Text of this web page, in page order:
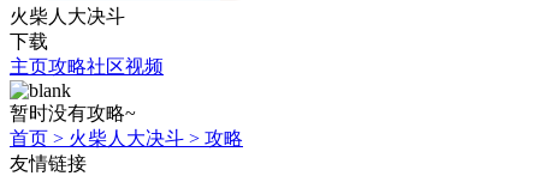
火柴人大决斗
下载
主页攻略社区视频
暂时没有攻略~
首页 > 火柴人大决斗 > 攻略
友情链接